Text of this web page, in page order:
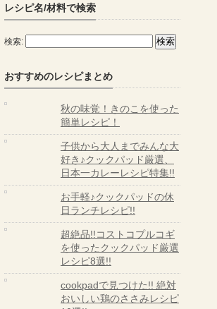
レシピ名/材料で検索
検索:
おすすめのレシピまとめ
秋の味覚！きのこを使った
簡単レシピ！
子供から大人までみんな大
好き♪クックパッド厳選、
日本一カレーレシピ特集!!
お手軽♪クックパッドの休
日ランチレシピ!!
超絶品!!コストコプルコギ
を使ったクックパッド厳選
レシピ8選!!
cookpadで見つけた!! 絶対
おいしい鶏のささみレシピ